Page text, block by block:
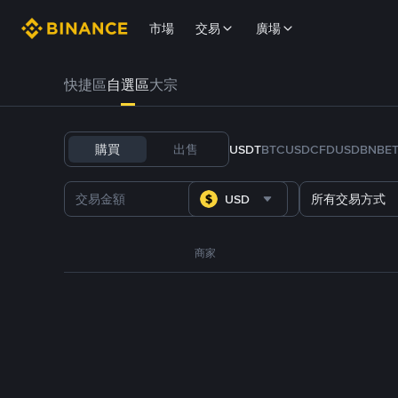
市場 交易 廣場
快捷區自選區大宗
購買 出售 USDTBTCUSDCFDUSDBNB
USD 所有交易方式
商家